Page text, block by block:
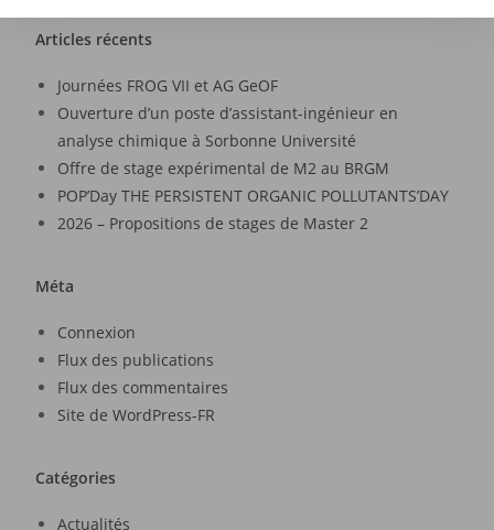
Articles récents
Journées FROG VII et AG GeOF
Ouverture d’un poste d’assistant-ingénieur en
analyse chimique à Sorbonne Université
Offre de stage expérimental de M2 au BRGM
POP’Day THE PERSISTENT ORGANIC POLLUTANTS’DAY
2026 – Propositions de stages de Master 2
Méta
Connexion
Flux des publications
Flux des commentaires
Site de WordPress-FR
Catégories
Actualités